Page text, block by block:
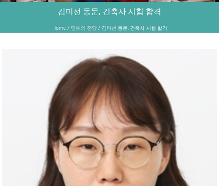
김미선 동문, 건축사 시험 합격
Home / 명예의 전당 / 김미선 동문, 건축사 시험 합격